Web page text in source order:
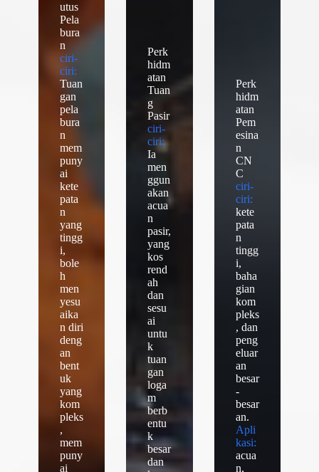
utus
Pela
bura
n
ciri-
ciri:
Tuan
gan
pela
bura
n
mem
puny
ai
kete
pata
n
yang
tingg
i,
bole
h
men
yesu
aika
n diri
deng
an
bent
uk
yang
kom
pleks
,
mem
puny
ai
Perk
hidm
atan
Tuan
g
Pasir
ciri-
ciri:
Ia
men
ggun
akan
acua
n
pasir,
yang
kos
rend
ah
dan
sesu
ai
untu
k
tuan
gan
loga
m
berb
entu
k
besar
dan
Perk
hidm
atan
Pem
esina
n
CN
C
ciri-
ciri:
kete
pata
n
tingg
i,
baha
gian
kom
pleks
, dan
peng
eluar
an
besar
-
besar
an.
Apli
kasi:
acua
n,